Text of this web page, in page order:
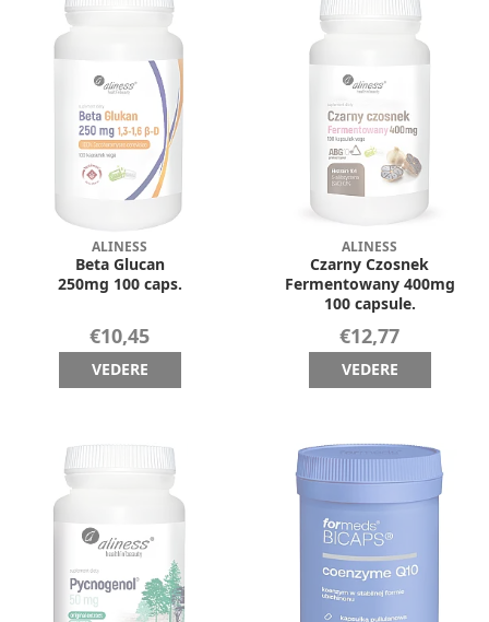
ALINESS
Beta Glucan
250mg 100 caps.
€10,45
VEDERE
ALINESS
Czarny Czosnek
Fermentowany 400mg
100 capsule.
€12,77
VEDERE